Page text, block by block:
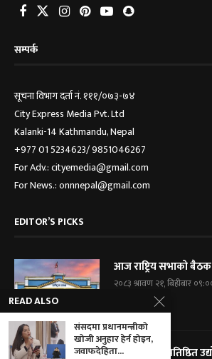
सम्पर्क
सूचना विभाग दर्ता नं. १११/०७३-७४
City Express Media Pvt. Ltd
Kalanki-14 Kathmandu, Nepal
+977 01 5234623/ 9851046267
For Adv.: cityemedia@gmail.com
For News.: onnnepal@gmail.com
EDITOR’S PICKS
आज राष्ट्रिय सभाको
२०८३ श्रावण २१, बिहीबार
विराटनगरका प्रतिष्ठित
READ ALSO
संसदमा प्रधानमन्त्रीको
खोजी अनुहार हेर्न होइन,
जवाफदेहिता...